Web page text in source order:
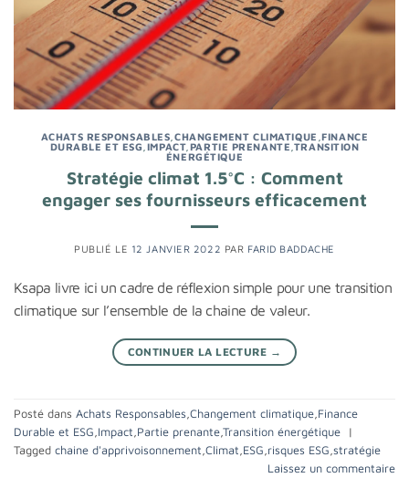
ACHATS RESPONSABLES CHANGEMENT CLIMATIQUE ,FINANCE
DURABLE ET ESG IMPACT, PARTIE PRENANTE TRANSITION
ÉNERGÉTIQUE
Stratégie climat 1.5°C : Comment
engager ses fournisseurs efficacement
PUBLIÉ LE 12 JANVIER 2022 PAR FARID BADDACHE
Ksapa livre ici un cadre de réflexion simple pour une transition
climatique sur l’ensemble de la chaine de valeur.
CONTINUER LA LECTURE →
Posté dans Achats Responsables Changement climatique Finance
Durable et ESG Impact Partie prenante Transition énergétique
|
Tagged chaine d'apprivoisonnement Climat ESG risques ESG stratégie
Laissez un commentaire